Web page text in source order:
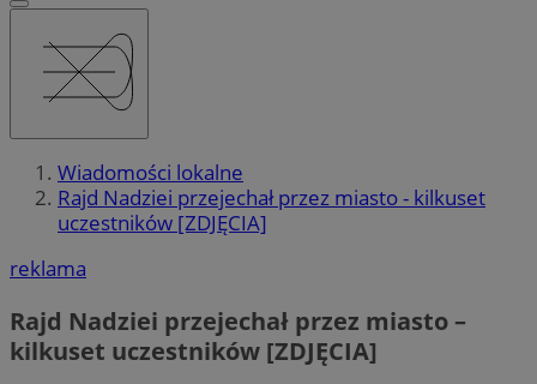
Wiadomości lokalne
Rajd Nadziei przejechał przez miasto - kilkuset
uczestników [ZDJĘCIA]
reklama
Rajd Nadziei przejechał przez miasto –
kilkuset uczestników [ZDJĘCIA]